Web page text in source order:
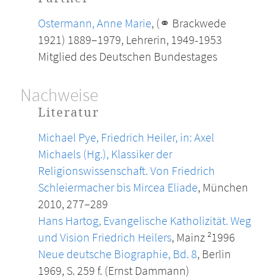
Ostermann, Anne Marie, (⚭ Brackwede
1921) 1889–1979, Lehrerin, 1949-1953
Mitglied des Deutschen Bundestages
Nachweise
Literatur
Michael Pye, Friedrich Heiler, in: Axel
Michaels (Hg.), Klassiker der
Religionswissenschaft. Von Friedrich
Schleiermacher bis Mircea Eliade, München
2010, 277–289
Hans Hartog, Evangelische Katholizität. Weg
und Vision Friedrich Heilers, Mainz ²1996
Neue deutsche Biographie, Bd. 8, Berlin
1969, S. 259 f. (Ernst Dammann)